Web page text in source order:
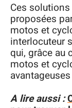
Ces solutions
proposées
motos et
interlocuteur
qui, grâce au
motos et
A lire aussi :